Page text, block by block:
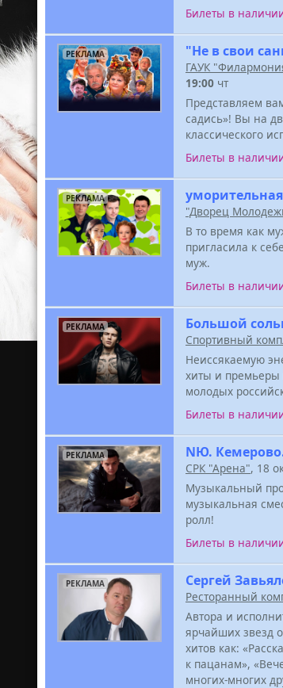
Билеты в
РЕКЛАМА "Не в свои
ГАУК
19:00 чт
Представляем
садись»! Вы на
классического
Билеты в
РЕКЛАМА
"Дворец
В то время как
пригласила к
муж.
Билеты в
РЕКЛАМА Большой
Спортивный
Неиссякаемую
хиты и премьеры
молодых
Билеты в
РЕКЛАМА NЮ.
СРК "Арена", 18
Музыкальный
музыкальная
ролл!
Билеты в
РЕКЛАМА Сергей
Ресторанный
Автора и
ярчайших звезд
хитов как:
к пацанам»,
многих-многих